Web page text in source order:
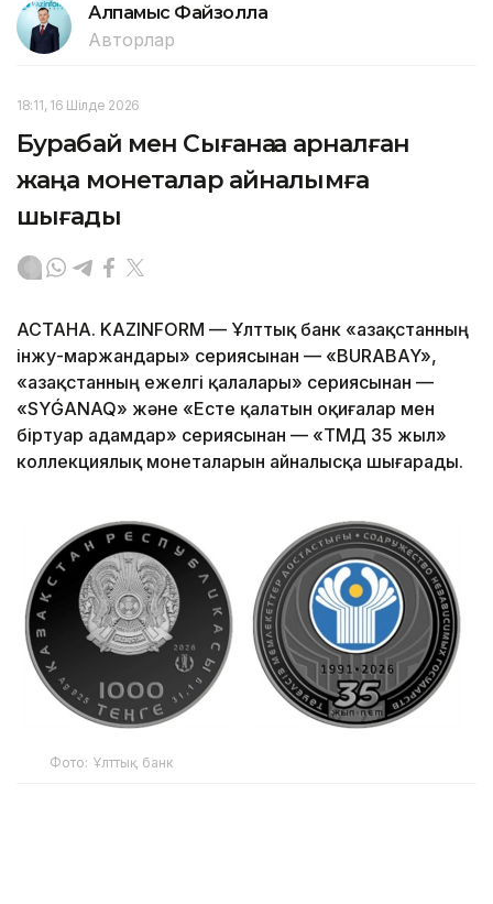
Алпамыс Файзолла
Авторлар
18:11, 16 Шілде 2026
Бурабай мен Сығанаққа арналған
жаңа монеталар айналымға
шығады
АСТАНА. KAZINFORM — Ұлттық банк «Қазақстанның
інжу-маржандары» сериясынан — «BURABAY»,
«Қазақстанның ежелгі қалалары» сериясынан —
«SYǴANAQ» және «Есте қалатын оқиғалар мен
біртуар адамдар» сериясынан — «ТМД 35 жыл»
коллекциялық монеталарын айналысқа шығарады.
Фото: Ұлттық банк